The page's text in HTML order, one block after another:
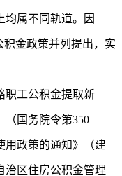
均属不同轨道。因
积金政策并列提出，实
职工公积金提取新
（国务院令第350
用政策的通知》（建
治区住房公积金管理